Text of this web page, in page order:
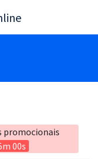
promocionais
00s